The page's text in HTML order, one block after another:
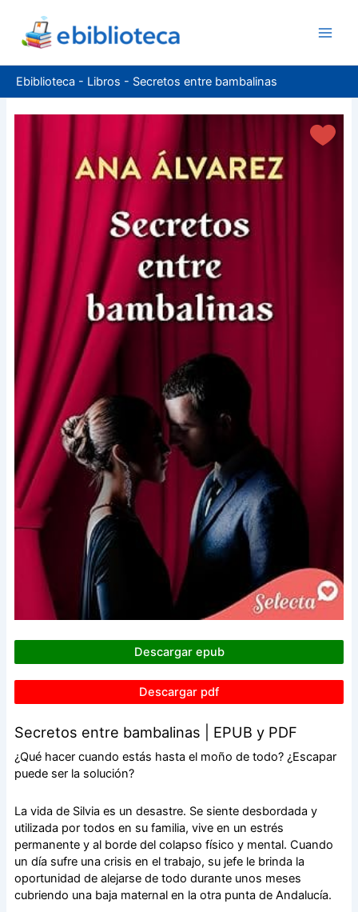
contenido
Ebiblioteca - Libros - Secretos entre bambalinas
Descargar epub
Descargar pdf
Secretos entre bambalinas | EPUB y PDF
¿Qué hacer cuando estás hasta el moño de todo? ¿Escapar
puede ser la solución?
La vida de Silvia es un desastre. Se siente desbordada y
utilizada por todos en su familia, vive en un estrés
permanente y al borde del colapso físico y mental. Cuando
un día sufre una crisis en el trabajo, su jefe le brinda la
oportunidad de alejarse de todo durante unos meses
cubriendo una baja maternal en la otra punta de Andalucía.